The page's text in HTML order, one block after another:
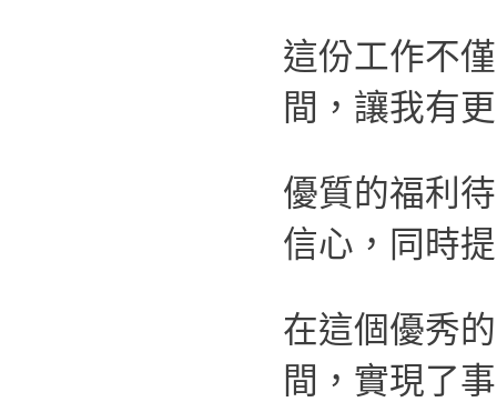
這份工作不
間，讓我有
優質的福利
信心，同時
在這個優秀
間，實現了